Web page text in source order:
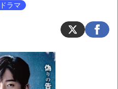
ドラマ